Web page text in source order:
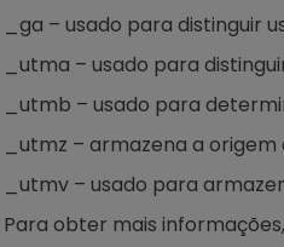
_ga – usado para distinguir
_utma – usado para
_utmb – usado para
_utmz – armazena a
_utmv – usado para
Para obter mais